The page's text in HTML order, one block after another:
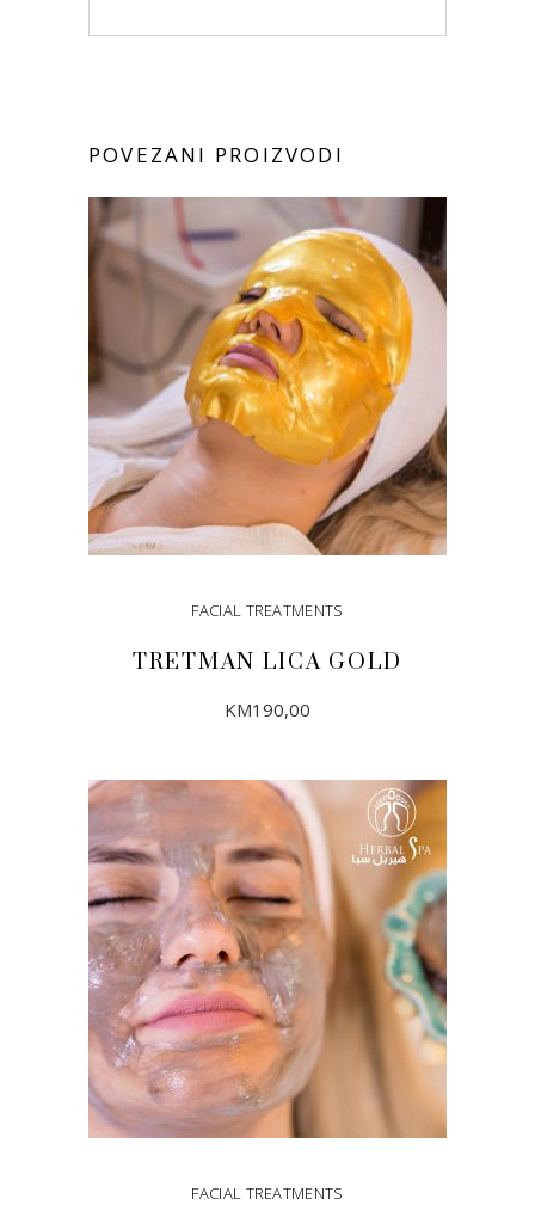
POVEZANI PROIZVODI
FACIAL TREATMENTS
TRETMAN LICA GOLD
KM190,00
DODAJ U KORPU
FACIAL TREATMENTS